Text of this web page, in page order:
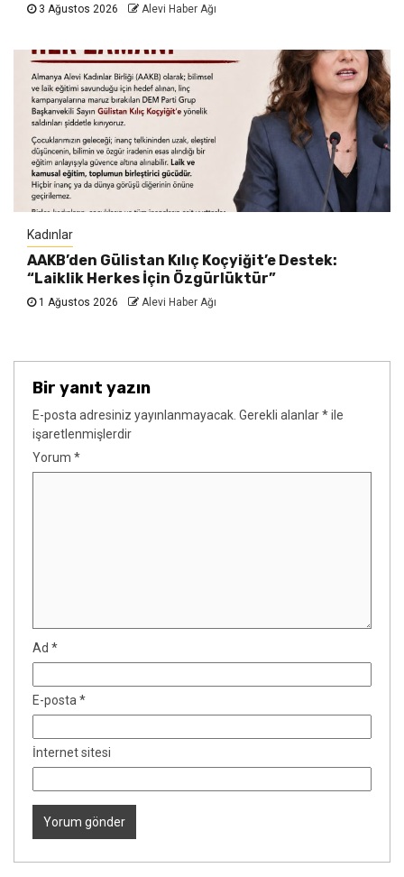
3 Ağustos 2026 Alevi Haber Ağı
Kadınlar
AAKB’den Gülistan Kılıç Koçyiğit’e Destek:
“Laiklik Herkes İçin Özgürlüktür”
1 Ağustos 2026 Alevi Haber Ağı
Bir yanıt yazın
E-posta adresiniz yayınlanmayacak. Gerekli alanlar*ile
işaretlenmişlerdir
Yorum *
Ad *
E-posta*
İnternet sitesi